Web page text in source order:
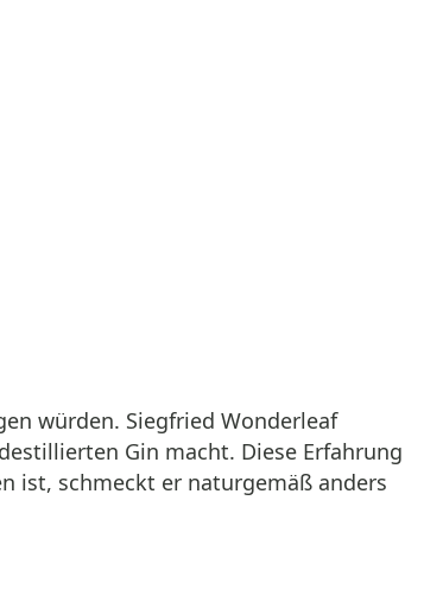
würden. Siegfried Wonderleaf
Gin macht. Diese Erfahrung
ist, schmeckt er naturgemäß anders